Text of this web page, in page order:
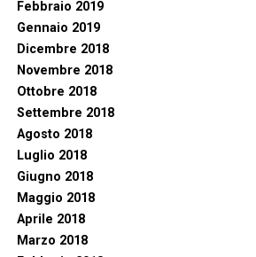
Febbraio 2019
Gennaio 2019
Dicembre 2018
Novembre 2018
Ottobre 2018
Settembre 2018
Agosto 2018
Luglio 2018
Giugno 2018
Maggio 2018
Aprile 2018
Marzo 2018